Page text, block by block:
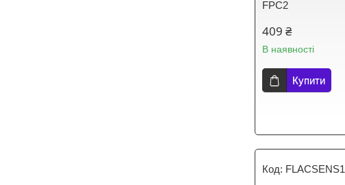
FPC2
409 ₴
В наявності
Купити
FLACSENS1